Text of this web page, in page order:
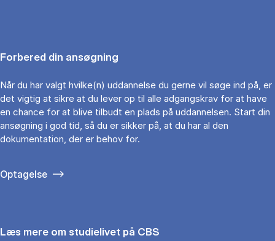
Forbered din ansøgning
Når du har valgt hvilke(n) uddannelse du gerne vil søge ind på, er
det vigtig at sikre at du lever op til alle adgangskrav for at have
en chance for at blive tilbudt en plads på uddannelsen. Start din
ansøgning i god tid, så du er sikker på, at du har al den
dokumentation, der er behov for.
Optagelse
Læs mere om studielivet på CBS